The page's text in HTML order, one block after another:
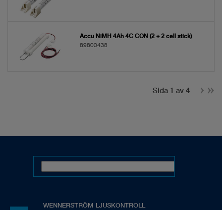
Accu NiMH 4Ah 4C CON (2 + 2 cell stick)
89800438
Sida 1 av 4